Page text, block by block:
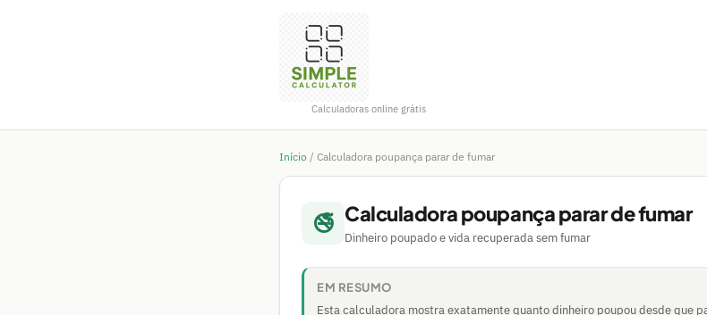
Calculadoras online grátis
Início / Calculadora poupança parar de fumar
🚭 Calculadora poupança parar de fumar
Dinheiro poupado e vida recuperada sem fumar
EM RESUMO
Esta calculadora mostra exatamente quanto dinheiro poupou desde que